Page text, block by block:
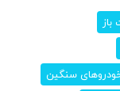
سنگین